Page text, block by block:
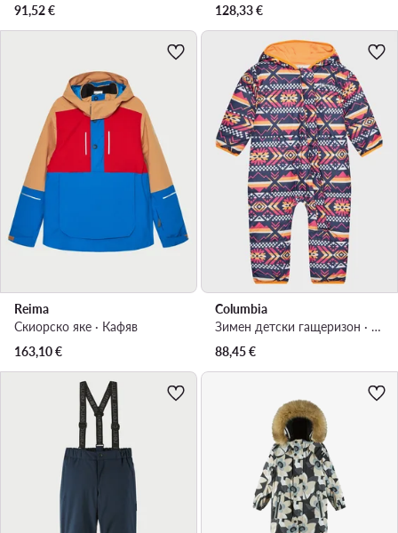
91,52€
128,33€
Reima
Скиорско яке · Кафяв
163,10€
Columbia
Зимен детски гащеризон · Оранжев
88,45€